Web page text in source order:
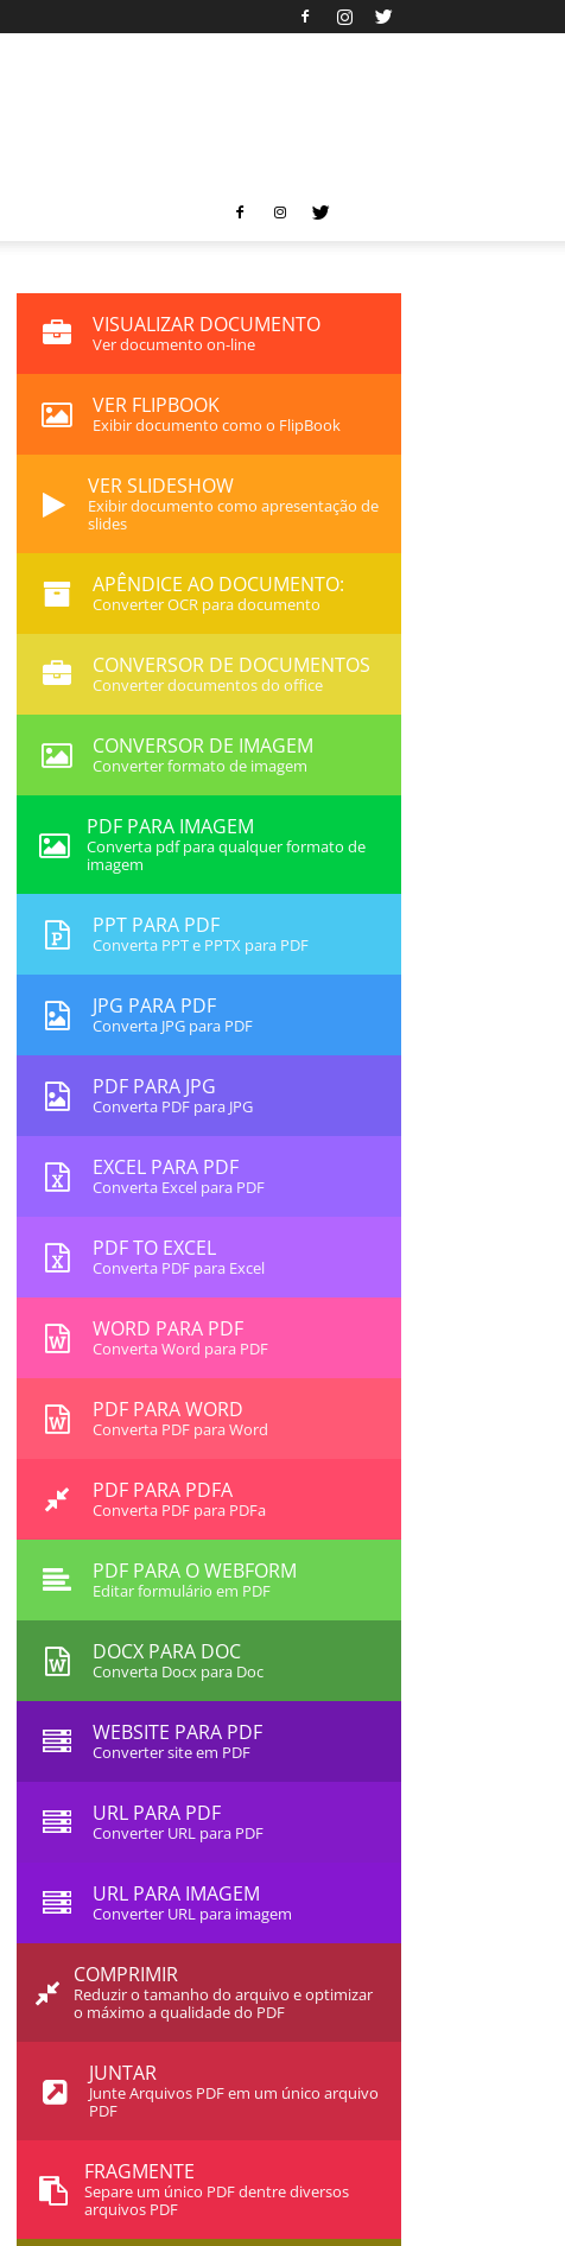
VISUALIZAR DOCUMENTO
Ver documento on-line
VER FLIPBOOK
Exibir documento como o FlipBook
VER SLIDESHOW
Exibir documento como apresentação de
slides
APÊNDICE AO DOCUMENTO:
Converter OCR para documento
CONVERSOR DE DOCUMENTOS
Converter documentos do office
CONVERSOR DE IMAGEM
Converter formato de imagem
PDF PARA IMAGEM
Converta pdf para qualquer formato de
imagem
PPT PARA PDF
Converta PPT e PPTX para PDF
JPG PARA PDF
Converta JPG para PDF
PDF PARA JPG
Converta PDF para JPG
EXCEL PARA PDF
Converta Excel para PDF
PDF TO EXCEL
Converta PDF para Excel
WORD PARA PDF
Converta Word para PDF
PDF PARA WORD
Converta PDF para Word
PDF PARA PDFA
Converta PDF para PDFa
PDF PARA O WEBFORM
Editar formulário em PDF
DOCX PARA DOC
Converta Docx para Doc
WEBSITE PARA PDF
Converter site em PDF
URL PARA PDF
Converter URL para PDF
URL PARA IMAGEM
Converter URL para imagem
COMPRIMIR
Reduzir o tamanho do arquivo e optimizar
o máximo a qualidade do PDF
JUNTAR
Junte Arquivos PDF em um único arquivo
PDF
FRAGMENTE
Separe um único PDF dentre diversos
arquivos PDF